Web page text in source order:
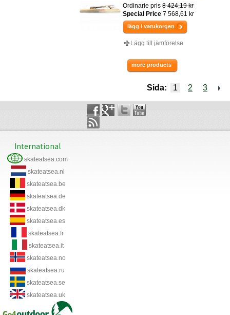
Ordinarie pris 8 424,19 kr
Special Price 7 568,61 kr
lägg i varukorgen
Lägg till jämförelse
more products
Sida: 1 2 3
International
skateatsea.com
skateatsea.nl
skateatsea.be
skateatsea.de
skateatsea.dk
skateatsea.es
skateatsea.fr
skateatsea.it
skateatsea.no
skateatsea.ru
skateatsea.se
skateatsea.uk